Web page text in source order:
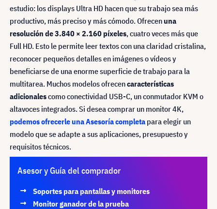
estudio: los displays Ultra HD hacen que su trabajo sea más
productivo, más preciso y más cómodo. Ofrecenuna
resolución de 3.840 × 2.160 píxeles, cuatro veces más que
Full HD. Esto le permite leer textos con una claridad cristalina,
reconocer pequeños detalles en imágenes o vídeos y
beneficiarse de una enorme superficie de trabajo para la
multitarea. Muchos modelos ofrecencaracterísticas
adicionalescomo conectividad USB-C, un conmutador KVM o
altavoces integrados. Si desea comprar un monitor 4K,
podemos ofrecerle una Asesoría completa para elegir un
modelo que se adapte a sus aplicaciones, presupuesto y
requisitos técnicos.
Asesor y Guía del comprador
Soportes para pantallas y monitores
Monitor ganador de la prueba